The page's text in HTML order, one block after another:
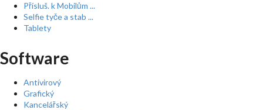
Přísluš. k Mobilům ...
Selfie tyče a stab ...
Tablety
Software
Antivirový
Grafický
Kancelářský